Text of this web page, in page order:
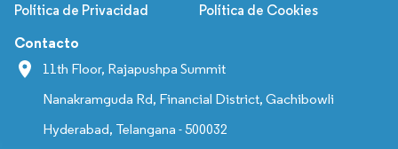
Política de Privacidad Política de Cookies
Contacto
11th Floor, Rajapushpa Summit
Nanakramguda Rd, Financial District, Gachibowli
Hyderabad, Telangana - 500032